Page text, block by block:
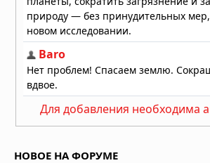
Для добавления необходима
НОВОЕ НА ФОРУМЕ